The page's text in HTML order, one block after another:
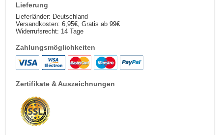
Lieferung
Lieferländer: Deutschland
Versandkosten: 6,95€, Gratis ab 99€
Widerrufsrecht: 14 Tage
Zahlungsmöglichkeiten
Zertifikate & Auszeichnungen